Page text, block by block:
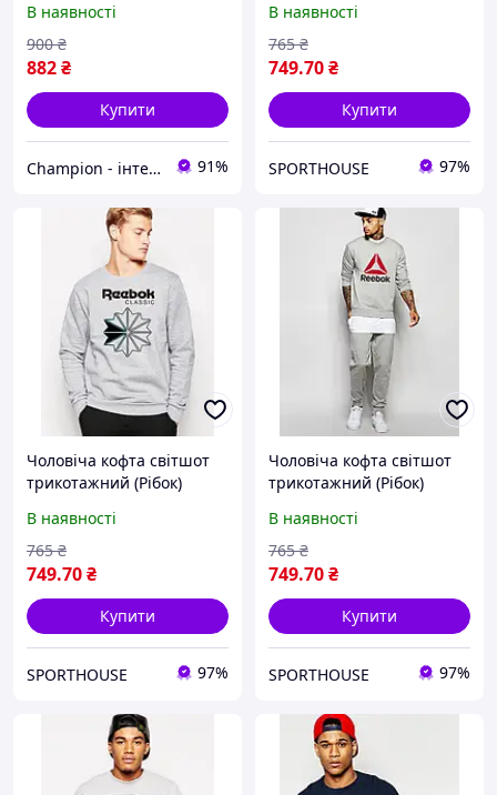
В наявності
882₴
900 ₴
Купити
Champion - інтернет магазин спортивного одягу та взуття. 91%
В наявності
749.70₴
765 ₴
Купити
SPORTHOUSE 97%
Чоловіча кофта світшот
трикотажний (Рібок)
В наявності
749.70₴
765 ₴
Купити
SPORTHOUSE 97%
Чоловіча кофта світшот
трикотажний (Рібок)
В наявності
749.70₴
765 ₴
Купити
SPORTHOUSE 97%